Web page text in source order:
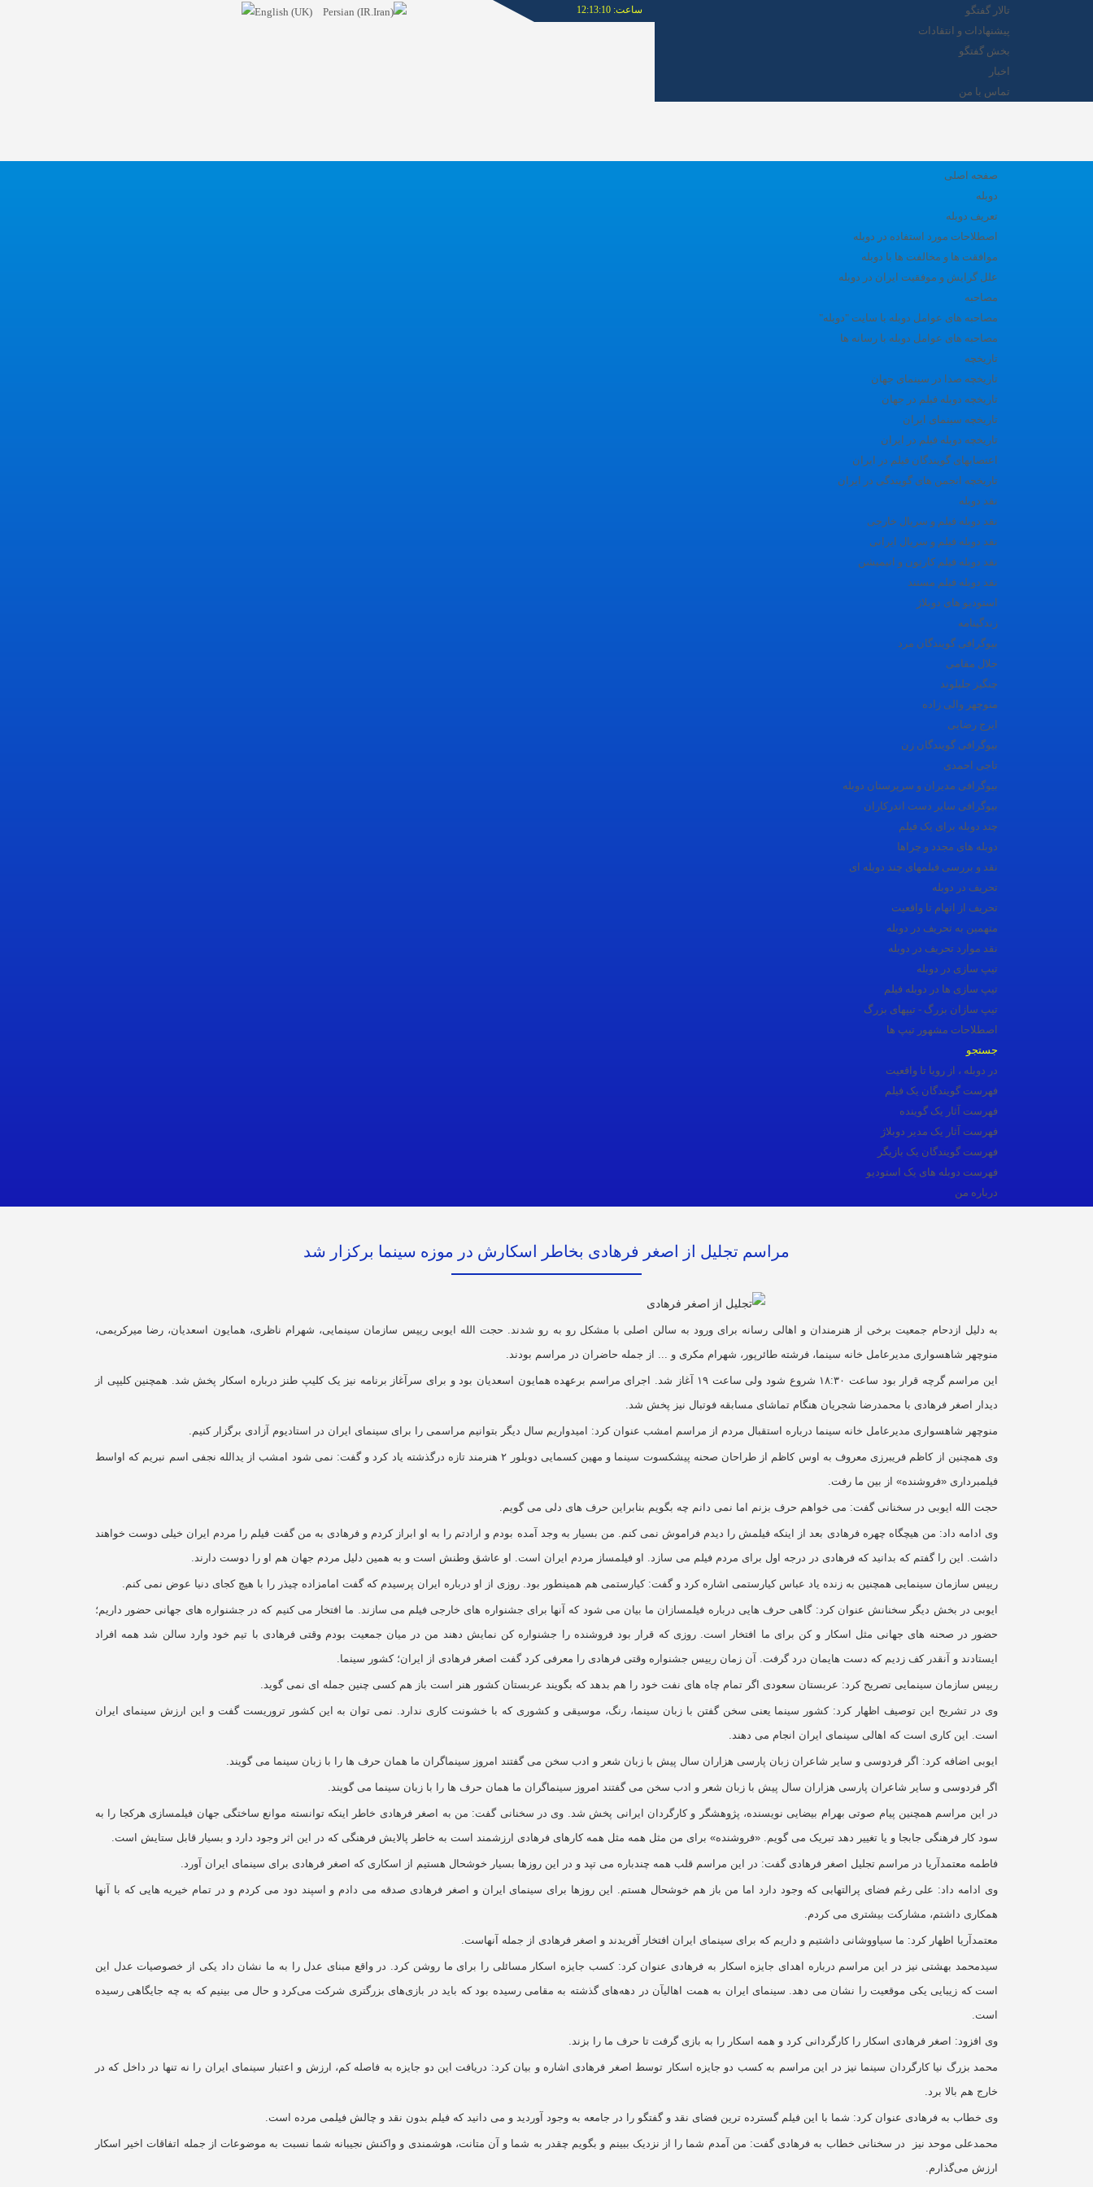
تالار گفتگو
پیشنهادات و انتقادات
بخش گفتگو
اخبار
تماس با من
ساعت: 12:13:10
صفحه اصلی
دوبله
تعریف دوبله
اصطلاحات مورد استفاده در دوبله
موافقت ها و مخالفت ها با دوبله
علل گرایش و موفقیت ایران در دوبله
مصاحبه
مصاحبه های عوامل دوبله با سایت "دوبله"
مصاحبه های عوامل دوبله با رسانه ها
تاریخچه
تاریخچه صدا در سینمای جهان
تاریخچه دوبله فیلم در جهان
تاریخچه سینمای ایران
تاریخچه دوبله فیلم در ایران
اعتصابهای گویندگان فیلم در ایران
تاریخچه انجمن های گویندگی در ایران
نقد دوبله
نقد دوبله فیلم و سریال خارجی
نقد دوبله فیلم و سریال ایرانی
نقد دوبله فیلم کارتون و انیمیشن
نقد دوبله فیلم مستند
استودیو های دوبلاژ
زندگینامه
بیوگرافی گویندگان مرد
جلال مقامی
چنگیز جلیلوند
منوچهر والی زاده
ایرج رضایی
بیوگرافی گویندگان زن
تاجی احمدی
بیوگرافی مدیران و سرپرستان دوبله
بیوگرافی سایر دست اندرکاران
چند دوبله برای یک فیلم
دوبله های مجدد و چراها
نقد و بررسی فیلمهای چند دوبله ای
تحریف در دوبله
تحریف از اتهام تا واقعیت
متهمین به تحریف در دوبله
نقد موارد تحریف در دوبله
تیپ سازی در دوبله
تیپ سازی ها در دوبله فیلم
تیپ سازان بزرگ - تیپهای بزرگ
اصطلاحات مشهور تیپ ها
جستجو
در دوبله ، از رويا تا واقعیت
فهرست گویندگان یک فیلم
فهرست آثار یک گوینده
فهرست آثار یک مدیر دوبلاژ
فهرست گویندگان یک بازیگر
فهرست دوبله های یک استودیو
درباره من
مراسم تجلیل از اصغر فرهادی بخاطر اسکارش در موزه سینما برکزار شد
به دلیل ازدحام جمعیت برخی از هنرمندان و اهالی رسانه برای ورود به سالن اصلی با مشکل رو به رو شدند. حجت الله ایوبی رییس سازمان سینمایی، شهرام ناظری، همایون اسعدیان، رضا میرکریمی،
منوچهر شاهسواری مدیرعامل خانه سینما، فرشته طائرپور، شهرام مکری و ... از جمله حاضران در مراسم بودند.
این مراسم گرچه قرار بود ساعت ۱۸:۳۰ شروع شود ولی ساعت ۱۹ آغاز شد. اجرای مراسم برعهده همایون اسعدیان بود و برای سرآغاز برنامه نیز یک کلیپ طنز درباره اسکار پخش شد. همچنین کلیپی از
دیدار اصغر فرهادی با محمدرضا شجریان هنگام تماشای مسابقه فوتبال نیز پخش شد.
منوچهر شاهسواری مدیرعامل خانه سینما درباره استقبال مردم از مراسم امشب عنوان کرد: امیدواریم سال دیگر بتوانیم مراسمی را برای سینمای ایران در استادیوم آزادی برگزار کنیم.
وی همچنین از کاظم فریبرزی معروف به اوس کاظم از طراحان صحنه پیشکسوت سینما و مهین کسمایی دوبلور ۲ هنرمند تازه درگذشته یاد کرد و گفت: نمی شود امشب از یدالله نجفی اسم نبریم که اواسط
فیلمبرداری «فروشنده» از بین ما رفت.
حجت الله ایوبی در سخنانی گفت: می خواهم حرف بزنم اما نمی دانم چه بگویم بنابراین حرف های دلی می گویم.
وی ادامه داد: من هیچگاه چهره فرهادی بعد از اینکه فیلمش را دیدم فراموش نمی کنم. من بسیار به وجد آمده بودم و ارادتم را به او ابراز کردم و فرهادی به من گفت فیلم را مردم ایران خیلی دوست خواهند
داشت. این را گفتم که بدانید که فرهادی در درجه اول برای مردم فیلم می سازد. او فیلمساز مردم ایران است. او عاشق وطنش است و به همین دلیل مردم جهان هم او را دوست دارند.
رییس سازمان سینمایی همچنین به زنده یاد عباس کیارستمی اشاره کرد و گفت: کیارستمی هم همینطور بود. روزی از او درباره ایران پرسیدم که گفت امامزاده چیذر را با هیچ کجای دنیا عوض نمی کنم.
ایوبی در بخش دیگر سخنانش عنوان کرد: گاهی حرف هایی درباره فیلمسازان ما بیان می شود که آنها برای جشنواره های خارجی فیلم می سازند. ما افتخار می کنیم که در جشنواره های جهانی حضور داریم؛
حضور در صحنه های جهانی مثل اسکار و کن برای ما افتخار است. روزی که قرار بود فروشنده را جشنواره کن نمایش دهند من در میان جمعیت بودم وقتی فرهادی با تیم خود وارد سالن شد همه افراد
ایستادند و آنقدر کف زدیم که دست هایمان درد گرفت. آن زمان رییس جشنواره وقتی فرهادی را معرفی کرد گفت اصغر فرهادی از ایران؛ کشور سینما.
رییس سازمان سینمایی تصریح کرد: عربستان سعودی اگر تمام چاه های نفت خود را هم بدهد که بگویند عربستان کشور هنر است باز هم کسی چنین جمله ای نمی گوید.
وی در تشریح این توصیف اظهار کرد: کشور سینما یعنی سخن گفتن با زبان سینما، رنگ، موسیقی و کشوری که با خشونت کاری ندارد. نمی توان به این کشور تروریست گفت و این ارزش سینمای ایران
است. این کاری است که اهالی سینمای ایران انجام می دهند.
ایوبی اضافه کرد: اگر فردوسی و سایر شاعران زبان پارسی هزاران سال پیش با زبان شعر و ادب سخن می گفتند امروز سینماگران ما همان حرف ها را با زبان سینما می گویند.
اگر فردوسی و سایر شاعران پارسی هزاران سال پیش با زبان شعر و ادب سخن می گفتند امروز سینماگران ما همان حرف ها را با زبان سینما می گویند.
در این مراسم همچنین پیام صوتی بهرام بیضایی نویسنده، پژوهشگر و کارگردان ایرانی پخش شد. وی در سخنانی گفت: من به اصغر فرهادی خاطر اینکه توانسته موانع ساختگی جهان فیلمسازی هرکجا را به
سود کار فرهنگی جابجا و یا تغییر دهد تبریک می گویم. «فروشنده» برای من مثل همه مثل همه کارهای فرهادی ارزشمند است به خاطر پالایش فرهنگی که در این اثر وجود دارد و بسیار قابل ستایش است.
فاطمه معتمدآریا در مراسم تجلیل اصغر فرهادی گفت: در این مراسم قلب همه چندباره می تپد و در این روزها بسیار خوشحال هستیم از اسکاری که اصغر فرهادی برای سینمای ایران آورد.
وی ادامه داد: علی رغم فضای پرالتهابی که وجود دارد اما من باز هم خوشحال هستم. این روزها برای سینمای ایران و اصغر فرهادی صدقه می دادم و اسپند دود می کردم و در تمام خیریه هایی که با آنها
همکاری داشتم، مشارکت بیشتری می کردم.
معتمدآریا اظهار کرد: ما سیاووشانی داشتیم و داریم که برای سینمای ایران افتخار آفریدند و اصغر فرهادی از جمله آنهاست.
سیدمحمد بهشتی نیز در این مراسم درباره اهدای جایزه اسکار به فرهادی عنوان کرد: کسب جایزه اسکار مسائلی را برای ما روشن کرد. در واقع مبنای عدل را به ما نشان داد یکی از خصوصیات عدل این
است که زیبایی یکی موقعیت را نشان می دهد. سینمای ایران به همت اهالیآن در دهه‌های گذشته به مقامی رسیده بود که باید در بازی‌های بزرگتری شرکت می‌کرد و حال می بینیم که به چه جایگاهی رسیده
است.
وی افزود: اصغر فرهادی اسکار را کارگردانی کرد و همه اسکار را به بازی گرفت تا حرف ما را بزند.
محمد بزرگ نیا کارگردان سینما نیز در این مراسم به کسب دو جایزه اسکار توسط اصغر فرهادی اشاره و بیان کرد: دریافت این دو جایزه به فاصله کم، ارزش و اعتبار سینمای ایران را نه تنها در داخل که در
خارج هم بالا برد.
وی خطاب به فرهادی عنوان کرد: شما با این فیلم گسترده ترین فضای نقد و گفتگو را در جامعه به وجود آوردید و می دانید که فیلم بدون نقد و چالش فیلمی مرده است.
محمدعلی موحد نیز در سخنانی خطاب به فرهادی گفت: من آمدم شما را از نزدیک ببینم و بگویم چقدر به شما و آن متانت، هوشمندی و واکنش نجیبانه شما نسبت به موضوعات از جمله اتفاقات اخیر اسکار
ارزش می‌گذارم.